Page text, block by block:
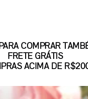
COMPRAR
FRETE GRÁTIS
ACIMA DE